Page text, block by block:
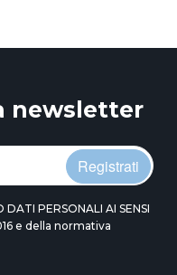
newsletter
Registrati
PERSONALI AI SENSI
e della normativa